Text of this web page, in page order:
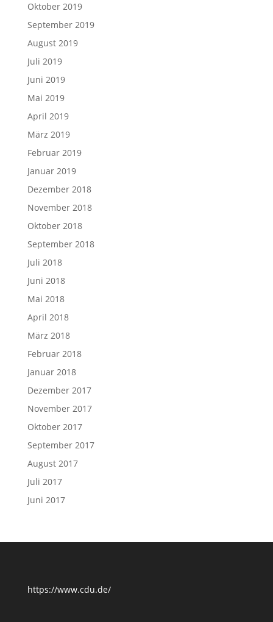
Oktober 2019
September 2019
August 2019
Juli 2019
Juni 2019
Mai 2019
April 2019
März 2019
Februar 2019
Januar 2019
Dezember 2018
November 2018
Oktober 2018
September 2018
Juli 2018
Juni 2018
Mai 2018
April 2018
März 2018
Februar 2018
Januar 2018
Dezember 2017
November 2017
Oktober 2017
September 2017
August 2017
Juli 2017
Juni 2017
https://www.cdu.de/